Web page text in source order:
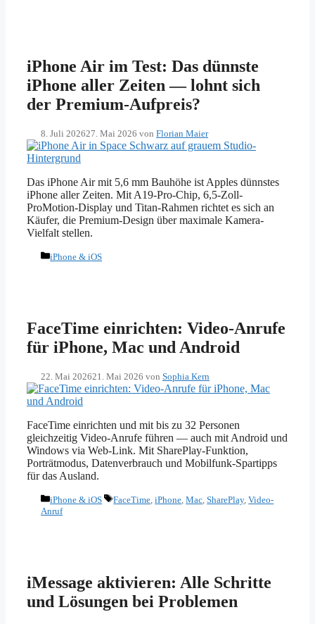
iPhone Air im Test: Das dünnste
iPhone aller Zeiten — lohnt sich
der Premium-Aufpreis?
8. Juli 202627. Mai 2026 von Florian Maier
Das iPhone Air mit 5,6 mm Bauhöhe ist Apples dünnstes
iPhone aller Zeiten. Mit A19-Pro-Chip, 6,5-Zoll-
ProMotion-Display und Titan-Rahmen richtet es sich an
Käufer, die Premium-Design über maximale Kamera-
Vielfalt stellen.
Kategorien
iPhone & iOS
FaceTime einrichten: Video-Anrufe
für iPhone, Mac und Android
22. Mai 202621. Mai 2026 von Sophia Kern
FaceTime einrichten und mit bis zu 32 Personen
gleichzeitig Video-Anrufe führen — auch mit Android und
Windows via Web-Link. Mit SharePlay-Funktion,
Porträtmodus, Datenverbrauch und Mobilfunk-Spartipps
für das Ausland.
Kategorien
iPhone & iOS Schlagwörter
FaceTime ,iPhone ,Mac ,SharePlay,Video-
Anruf
iMessage aktivieren: Alle Schritte
und Lösungen bei Problemen